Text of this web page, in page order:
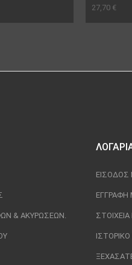
27,70 €
& ΑΚΥΡΏΣΕΩΝ.
ΕΊΣΟΔΟΣ
ΕΓΓΡΑΦΉ